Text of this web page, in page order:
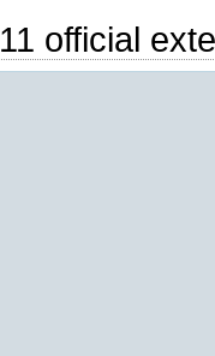
11 official